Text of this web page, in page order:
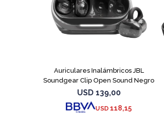
Auriculares Inalámbricos JBL
Soundgear Clip Open Sound Negro
USD 139,00
USD 118,15